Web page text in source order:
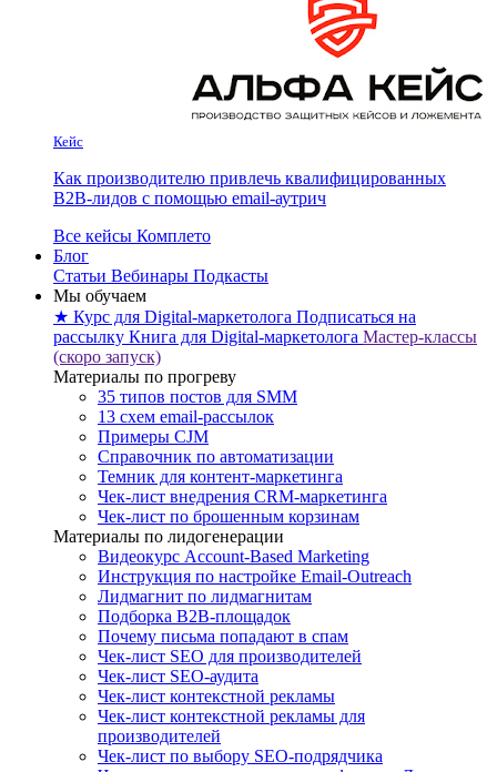
Кейс
Как производителю привлечь квалифицированных
B2B-лидов с помощью email-аутрич
Все кейсы Комплето
Блог
Статьи Вебинары Подкасты
Мы обучаем
★ Курс для Digital-маркетолога Подписаться на
рассылку Книга для Digital-маркетолога Мастер-классы
(скоро запуск)
Материалы по прогреву
35 типов постов для SMM
13 схем email-рассылок
Примеры CJM
Справочник по автоматизации
Темник для контент-маркетинга
Чек-лист внедрения CRM-маркетинга
Чек-лист по брошенным корзинам
Материалы по лидогенерации
Видеокурс Account-Based Marketing
Инструкция по настройке Email-Outreach
Лидмагнит по лидмагнитам
Подборка B2B-площадок
Почему письма попадают в спам
Чек-лист SEO для производителей
Чек-лист SEO-аудита
Чек-лист контекстной рекламы
Чек-лист контекстной рекламы для
производителей
Чек-лист по выбору SEO-подрядчика